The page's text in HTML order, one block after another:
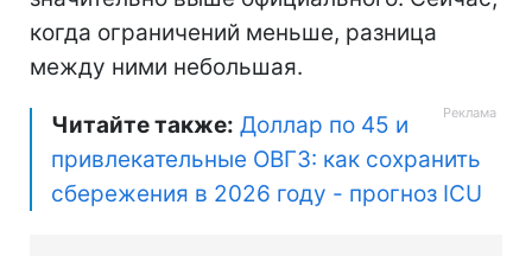
когда ограничений меньше, разница
между ними небольшая.
Читайте также: Доллар по 45 и
привлекательные ОВГЗ: как сохранить
сбережения в 2026 году - прогноз ICU